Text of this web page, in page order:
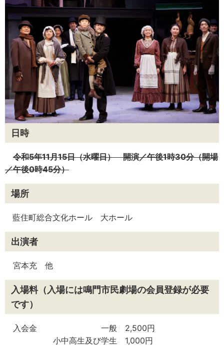
日時
令和5年11月15日（水曜日） 開演／午後1時30分（開場
／午後0時45分）
場所
藍住町総合文化ホール 大ホール
出演者
宮本充 他
入場料（入場には鳴門市民劇場の会員登録が必要
です）
入会金 一般 2,500円
小中高生及び学生 1,000円